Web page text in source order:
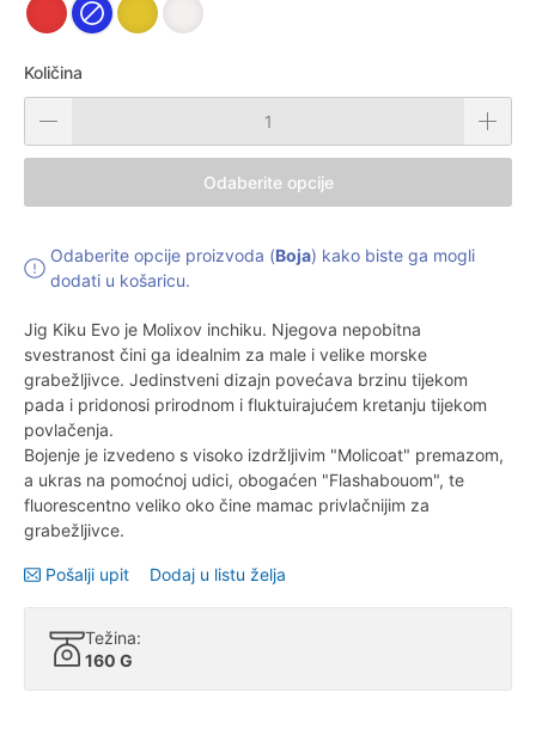
Količina
Odaberite opcije
Odaberite opcije proizvoda (Boja) kako biste ga mogli
dodati u košaricu.
Jig Kiku Evo je Molixov inchiku. Njegova nepobitna
svestranost čini ga idealnim za male i velike morske
grabežljivce. Jedinstveni dizajn povećava brzinu tijekom
pada i pridonosi prirodnom i fluktuirajućem kretanju tijekom
povlačenja.
Bojenje je izvedeno s visoko izdržljivim "Molicoat" premazom,
a ukras na pomoćnoj udici, obogaćen "Flashabouom", te
fluorescentno veliko oko čine mamac privlačnijim za
grabežljivce.
Pošalji upit Dodaj u listu želja
Težina:
160 G